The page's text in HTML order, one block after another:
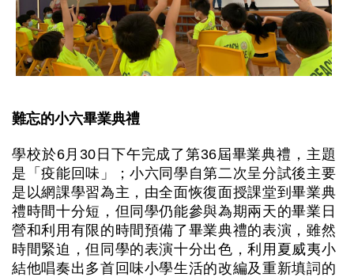
難忘的小六畢業典禮
學校於6月30日下午完成了第36屆畢業典禮，主題
是「疫能回味」；小六同學自第二次呈分試後主要
是以網課學習為主，由全面恢復面授課堂到畢業典
禮時間十分短，但同學仍能參與為期兩天的畢業日
營和利用有限的時間預備了畢業典禮的表演，雖然
時間緊迫，但同學的表演十分出色，利用夏威夷小
結他唱奏出多首回味小學生活的改編及重新填詞的